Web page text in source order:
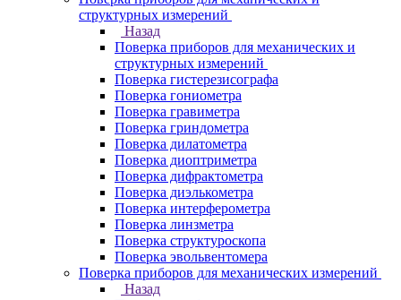
структурных измерений
Назад
Поверка приборов для механических и
структурных измерений
Поверка гистерезисографа
Поверка гониометра
Поверка гравиметра
Поверка гриндометра
Поверка дилатометра
Поверка диоптриметра
Поверка дифрактометра
Поверка диэлькометра
Поверка интерферометра
Поверка линзметра
Поверка структуроскопа
Поверка эвольвентомера
Поверка приборов для механических измерений
Назад